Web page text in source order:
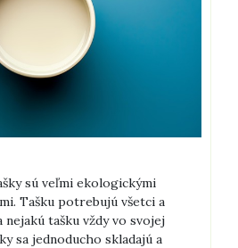
sú veľmi ekologickými
Tašku potrebujú všetci a
nejakú tašku vždy vo svojej
sa jednoducho skladajú a